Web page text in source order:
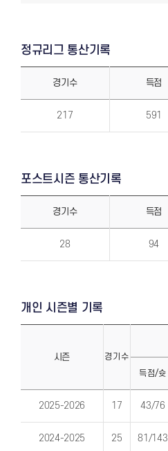
정규리그 통산기록
그
경기수 득점
217 591
포스트시즌 통산기록
시
록
경기수 득점
28 94
개인 시즌별 기록
즌
시즌
2025-2026
2024-2025
즌
경기수
득점/슛
17 43/76
25 81/143